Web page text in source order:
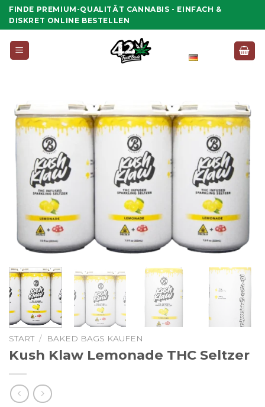
Zum
Inhalt
FINDE PREMIUM-QUALITÄT CANNABIS - EINFACH &
DISKRET ONLINE BESTELLEN
START / BAKED BAGS KAUFEN
Kush Klaw Lemonade THC Seltzer